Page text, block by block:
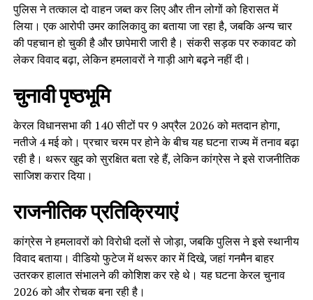
पुलिस ने तत्काल दो वाहन जब्त कर लिए और तीन लोगों को हिरासत में
लिया। एक आरोपी उमर कालिकावु का बताया जा रहा है, जबकि अन्य चार
की पहचान हो चुकी है और छापेमारी जारी है। संकरी सड़क पर रुकावट को
लेकर विवाद बढ़ा, लेकिन हमलावरों ने गाड़ी आगे बढ़ने नहीं दी।
चुनावी पृष्ठभूमि
केरल विधानसभा की 140 सीटों पर 9 अप्रैल 2026 को मतदान होगा,
नतीजे 4 मई को। प्रचार चरम पर होने के बीच यह घटना राज्य में तनाव बढ़ा
रही है। थरूर खुद को सुरक्षित बता रहे हैं, लेकिन कांग्रेस ने इसे राजनीतिक
साजिश करार दिया।
राजनीतिक प्रतिक्रियाएं
कांग्रेस ने हमलावरों को विरोधी दलों से जोड़ा, जबकि पुलिस ने इसे स्थानीय
विवाद बताया। वीडियो फुटेज में थरूर कार में दिखे, जहां गनमैन बाहर
उतरकर हालात संभालने की कोशिश कर रहे थे। यह घटना केरल चुनाव
2026 को और रोचक बना रही है।